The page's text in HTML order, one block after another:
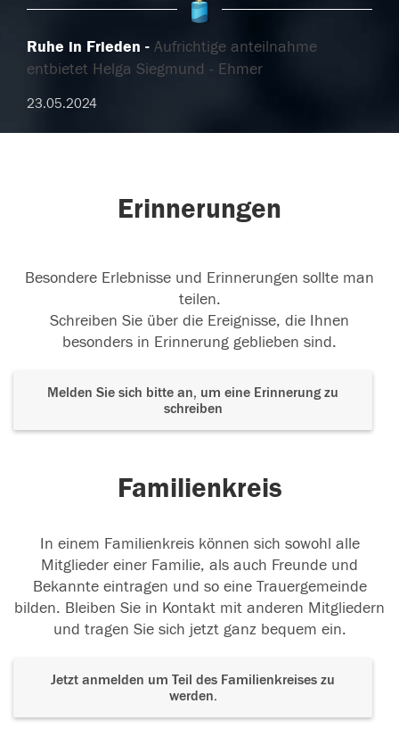
Ruhe in Frieden
Aufrichtige anteilnahme
entbietet Helga Siegmund - Ehmer
23.05.2024
Erinnerungen
Besondere Erlebnisse und Erinnerungen sollte man
teilen.
Schreiben Sie über die Ereignisse, die Ihnen
besonders in Erinnerung geblieben sind.
Melden Sie sich bitte an, um eine Erinnerung zu
schreiben
Familienkreis
In einem Familienkreis können sich sowohl alle
Mitglieder einer Familie, als auch Freunde und
Bekannte eintragen und so eine Trauergemeinde
bilden. Bleiben Sie in Kontakt mit anderen Mitgliedern
und tragen Sie sich jetzt ganz bequem ein.
Jetzt anmelden um Teil des Familienkreises zu
werden.